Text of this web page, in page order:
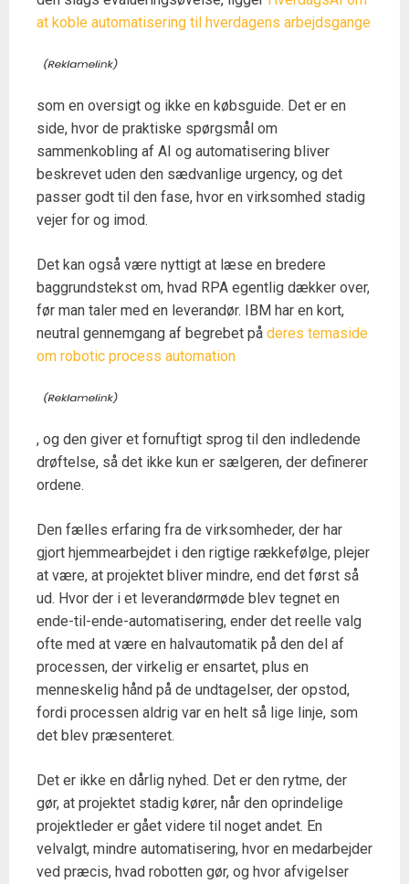
at koble automatisering til hverdagens arbejdsgange
som en oversigt og ikke en købsguide. Det er en
side, hvor de praktiske spørgsmål om
sammenkobling af AI og automatisering bliver
beskrevet uden den sædvanlige urgency, og det
passer godt til den fase, hvor en virksomhed stadig
vejer for og imod.
Det kan også være nyttigt at læse en bredere
baggrundstekst om, hvad RPA egentlig dækker over,
før man taler med en leverandør. IBM har en kort,
neutral gennemgang af begrebet på deres temaside
om robotic process automation
, og den giver et fornuftigt sprog til den indledende
drøftelse, så det ikke kun er sælgeren, der definerer
ordene.
Den fælles erfaring fra de virksomheder, der har
gjort hjemmearbejdet i den rigtige rækkefølge, plejer
at være, at projektet bliver mindre, end det først så
ud. Hvor der i et leverandørmøde blev tegnet en
ende-til-ende-automatisering, ender det reelle valg
ofte med at være en halvautomatik på den del af
processen, der virkelig er ensartet, plus en
menneskelig hånd på de undtagelser, der opstod,
fordi processen aldrig var en helt så lige linje, som
det blev præsenteret.
Det er ikke en dårlig nyhed. Det er den rytme, der
gør, at projektet stadig kører, når den oprindelige
projektleder er gået videre til noget andet. En
velvalgt, mindre automatisering, hvor en medarbejder
ved præcis, hvad robotten gør, og hvor afvigelser